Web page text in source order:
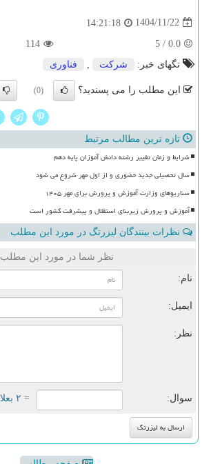
1404/11/22
14:21:18
0.0
/
5
114
تگهای خبر:
شركت , فناوری
این مطلب را می پسندید؟ (0)
تازه ترین مطالب مرتبط
شرایط و زمان تغییر رشته دانش آموزان پایه دهم
سال تحصیلی جدید حضوری و از اول مهر شروع می شود
سناریوهای وزارت آموزش و پرورش برای مهر ۱۴۰۵
آموزش و پرورش زیربنای استقلال و پیشرفت کشور است
نظرات بینندگان لیزرتگ در مورد این مطلب
نظر شما در مورد این مطلب
نام:
ایمیل:
نظر:
سوال: = ۲ بعلاوه ۱